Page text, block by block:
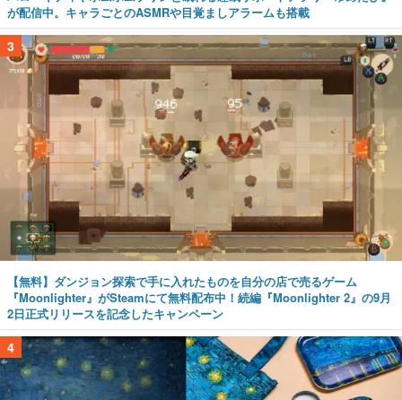
が配信中。キャラごとのASMRや目覚ましアラームも搭載
3
【無料】ダンジョン探索で手に入れたものを自分の店で売るゲーム
『Moonlighter』がSteamにて無料配布中！続編『Moonlighter 2』の9月
2日正式リリースを記念したキャンペーン
4